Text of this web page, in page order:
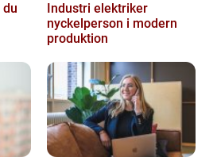
Industri elektriker
nyckelperson i modern
produktion